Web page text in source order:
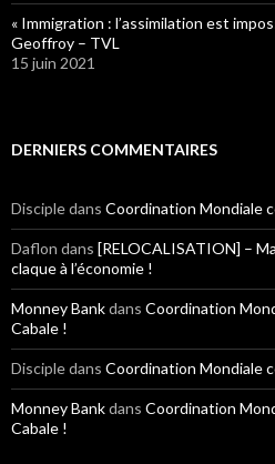
« Immigration : l’assimilation est
Geoffroy – TVL
15 juin 2021
DERNIERS COMMENTAIRES
Discipledans Coordination Mondiale
Daflon dans [RELOCALISATION] –
claque à l’économie !
Monney Bankdans Coordination
Cabale !
Discipledans Coordination Mondiale
Monney Bankdans Coordination
Cabale !